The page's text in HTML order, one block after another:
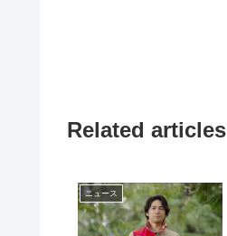
Related articles
ニュース